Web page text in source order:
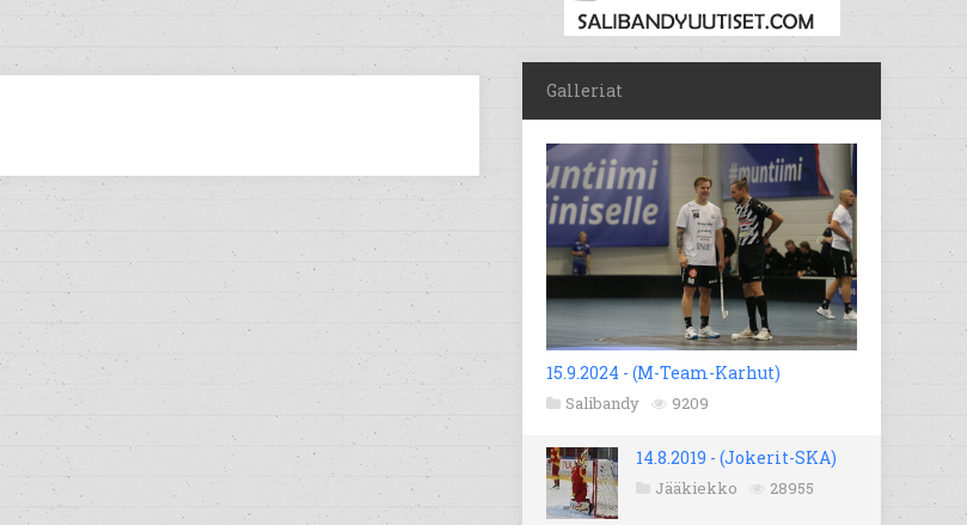
Galleriat
15.9.2024 - (M-Team-Karhut)
Salibandy 9209
14.8.2019 - (Jokerit-SKA)
Jääkiekko 28955